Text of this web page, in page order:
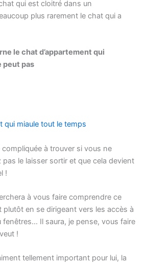
qui est cloitré dans un
plus rarement le chat qui a
le chat d’appartement qui
peut pas
à trouver si vous ne
le laisser sortir et que cela devient
!
à vous faire comprendre ce
plutôt en se dirigeant vers les accès à
fenêtres… Il saura, je pense, vous faire
!
tellement important pour lui, la